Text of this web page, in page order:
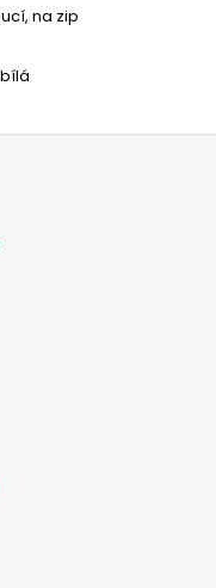
na zip